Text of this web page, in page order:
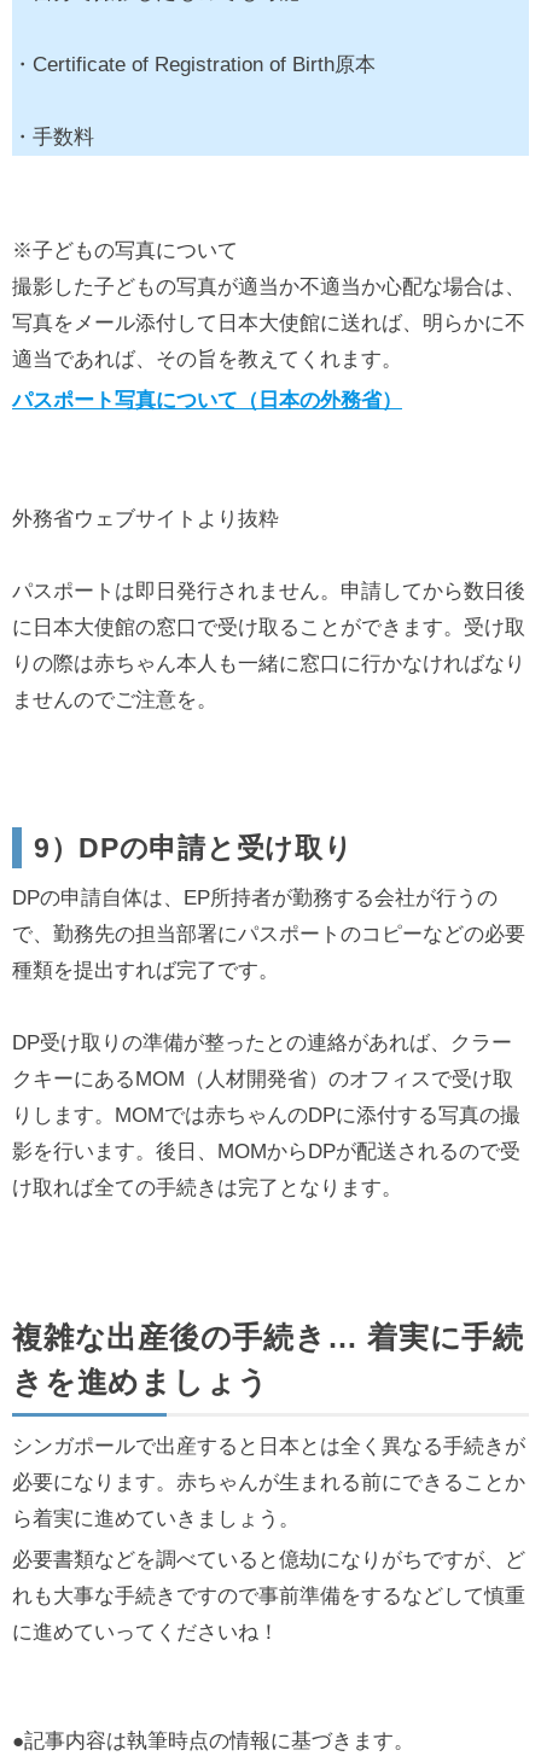
・Certificate of Registration of Birth原本
・手数料
※子どもの写真について
撮影した子どもの写真が適当か不適当か心配な場合は、
写真をメール添付して日本大使館に送れば、明らかに不
適当であれば、その旨を教えてくれます。
パスポート写真について（日本の外務省）
外務省ウェブサイトより抜粋
パスポートは即日発行されません。申請してから数日後
に日本大使館の窓口で受け取ることができます。受け取
りの際は赤ちゃん本人も一緒に窓口に行かなければなり
ませんのでご注意を。
9）DPの申請と受け取り
DPの申請自体は、EP所持者が勤務する会社が行うの
で、勤務先の担当部署にパスポートのコピーなどの必要
種類を提出すれば完了です。
DP受け取りの準備が整ったとの連絡があれば、クラー
クキーにあるMOM（人材開発省）のオフィスで受け取
りします。MOMでは赤ちゃんのDPに添付する写真の撮
影を行います。後日、MOMからDPが配送されるので受
け取れば全ての手続きは完了となります。
複雑な出産後の手続き… 着実に手続
きを進めましょう
シンガポールで出産すると日本とは全く異なる手続きが
必要になります。赤ちゃんが生まれる前にできることか
ら着実に進めていきましょう。
必要書類などを調べていると億劫になりがちですが、ど
れも大事な手続きですので事前準備をするなどして慎重
に進めていってくださいね！
●記事内容は執筆時点の情報に基づきます。